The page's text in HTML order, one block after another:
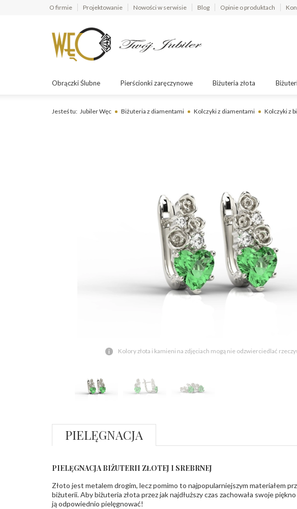
O firmie Projektowanie Nowości w serwisie Blog Opinie o produktach
Obrączki Ślubne Pierścionki zaręczynowe Biżuteria złota
Jesteś tu: Jubiler Węc Biżuteria z diamentami Kolczyki z diamentami Kolczyki z
Kolory złota i kamieni na zdjęciach mogą nie odzwierciedlać
PIELĘGNACJA
PIELĘGNACJA BIŻUTERII ZŁOTEJ I SREBRNEJ
Złoto jest metalem drogim, lecz pomimo to najpopularniejszym materiałem
biżuterii. Aby biżuteria złota przez jak najdłuższy czas zachowała swoje
ją odpowiednio pielęgnować!